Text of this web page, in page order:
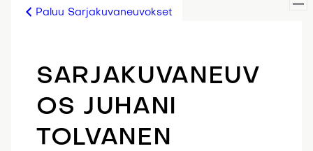
Paluu Sarjakuvaneuvokset
SARJAKUVANEUV
OS JUHANI
TOLVANEN